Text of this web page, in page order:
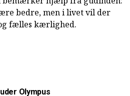
bedre, men i livet vil der
fælles kærlighed.
Olympus